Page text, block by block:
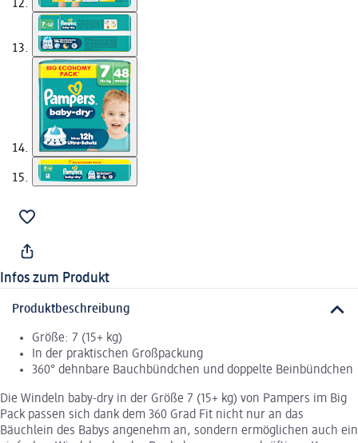
Infos zum Produkt
Produktbeschreibung
Größe: 7 (15+ kg)
In der praktischen Großpackung
360° dehnbare Bauchbündchen und doppelte Beinbündchen
Die Windeln baby-dry in der Größe 7 (15+ kg) von Pampers im Big
Pack passen sich dank dem 360 Grad Fit nicht nur an das
Bäuchlein des Babys angenehm an, sondern ermöglichen auch ein